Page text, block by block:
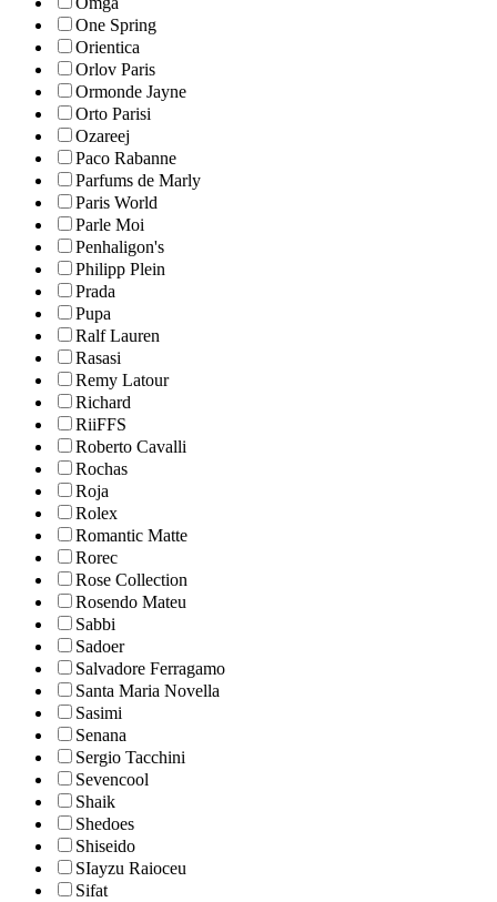
One Spring
Orientica
Orlov Paris
Ormonde Jayne
Orto Parisi
Ozareej
Paco Rabanne
Parfums de Marly
Paris World
Parle Moi
Penhaligon's
Philipp Plein
Prada
Pupa
Ralf Lauren
Rasasi
Remy Latour
Richard
RiiFFS
Roberto Cavalli
Rochas
Roja
Rolex
Romantic Matte
Rorec
Rose Collection
Rosendo Mateu
Sabbi
Sadoer
Salvadore Ferragamo
Santa Maria Novella
Sasimi
Senana
Sergio Tacchini
Sevencool
Shaik
Shedoes
Shiseido
SIayzu Raioceu
Sifat